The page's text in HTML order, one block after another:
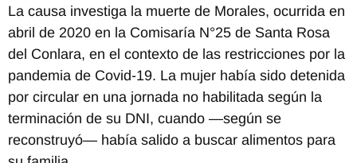
La causa investiga la muerte de Morales, ocurrida en
abril de 2020 en la Comisaría N°25 de Santa Rosa
del Conlara, en el contexto de las restricciones por la
pandemia de Covid-19. La mujer había sido detenida
por circular en una jornada no habilitada según la
terminación de su DNI, cuando —según se
reconstruyó— había salido a buscar alimentos para